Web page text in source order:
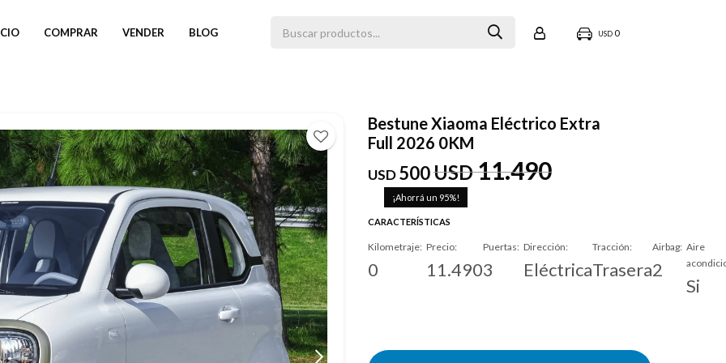
COMPRAR VENDER BLOG USD 0
Bestune Xiaoma Eléctrico Extra
Full 2026 0KM
USD500USD11.490
95
CARACTERÍSTICAS
Kilometraje
0
Precio
11.490
Puertas
3
Dirección
Eléctrica
Tracción
Trasera
Airbag
2
Aire
Si